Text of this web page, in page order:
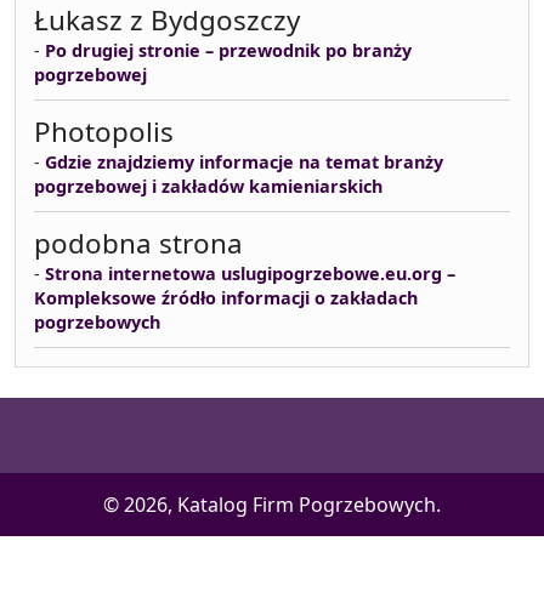
Łukasz z Bydgoszczy
- Po drugiej stronie – przewodnik po branży
pogrzebowej
Photopolis
- Gdzie znajdziemy informacje na temat branży
pogrzebowej i zakładów kamieniarskich
podobna strona
- Strona internetowa uslugipogrzebowe.eu.org –
Kompleksowe źródło informacji o zakładach
pogrzebowych
© 2026, Katalog Firm Pogrzebowych.